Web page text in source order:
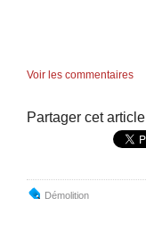
Voir les commentaires
Partager cet article
Démolition